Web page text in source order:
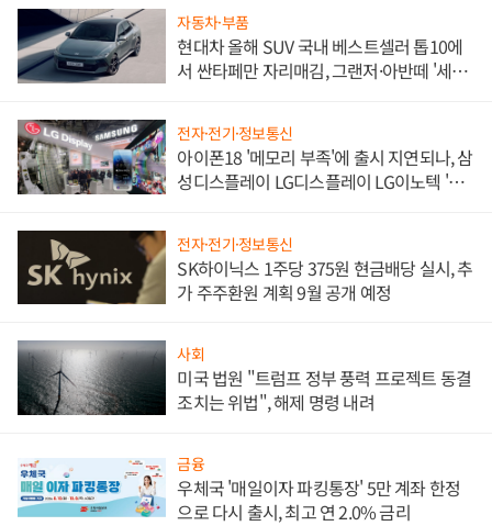
자동차·부품
현대차 올해 SUV 국내 베스트셀러 톱10에
서 싼타페만 자리매김, 그랜저·아반떼 '세단
전자·전기·정보통신
아이폰18 '메모리 부족'에 출시 지연되나, 삼
성디스플레이 LG디스플레이 LG이노텍 '탈
전자·전기·정보통신
SK하이닉스 1주당 375원 현금배당 실시, 추
가 주주환원 계획 9월 공개 예정
사회
미국 법원 "트럼프 정부 풍력 프로젝트 동결
조치는 위법", 해제 명령 내려
금융
우체국 '매일이자 파킹통장' 5만 계좌 한정
으로 다시 출시, 최고 연 2.0% 금리